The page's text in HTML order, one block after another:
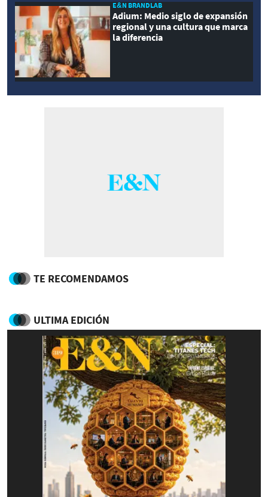
E&N BRANDLAB
Adium: Medio siglo de expansión
regional y una cultura que marca
la diferencia
TE RECOMENDAMOS
ULTIMA EDICIÓN